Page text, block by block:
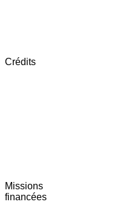
Crédits
Missions
financées